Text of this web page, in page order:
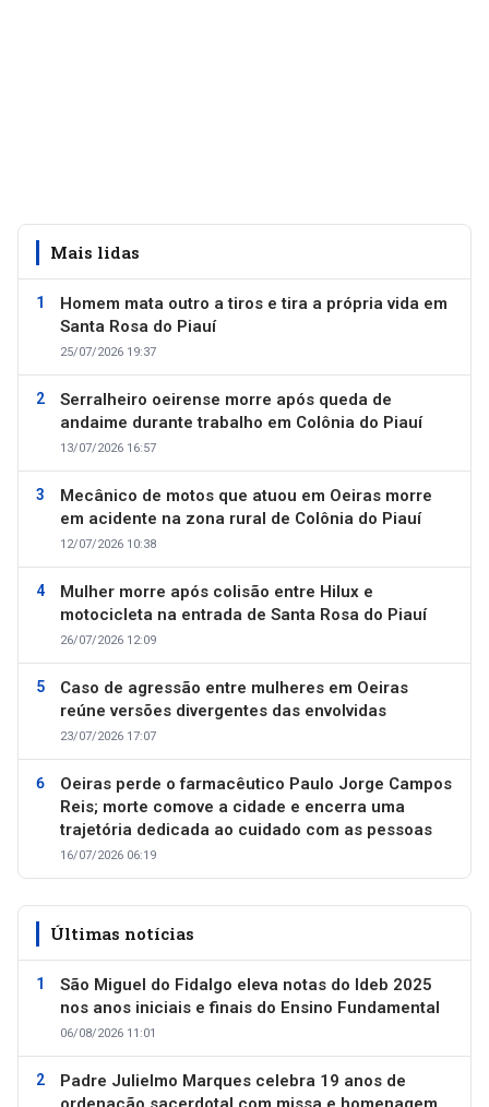
Mais lidas
Homem mata outro a tiros e tira a própria vida em
Santa Rosa do Piauí
25/07/2026 19:37
Serralheiro oeirense morre após queda de
andaime durante trabalho em Colônia do Piauí
13/07/2026 16:57
Mecânico de motos que atuou em Oeiras morre
em acidente na zona rural de Colônia do Piauí
12/07/2026 10:38
Mulher morre após colisão entre Hilux e
motocicleta na entrada de Santa Rosa do Piauí
26/07/2026 12:09
Caso de agressão entre mulheres em Oeiras
reúne versões divergentes das envolvidas
23/07/2026 17:07
Oeiras perde o farmacêutico Paulo Jorge Campos
Reis; morte comove a cidade e encerra uma
trajetória dedicada ao cuidado com as pessoas
16/07/2026 06:19
Últimas notícias
São Miguel do Fidalgo eleva notas do Ideb 2025
nos anos iniciais e finais do Ensino Fundamental
06/08/2026 11:01
Padre Julielmo Marques celebra 19 anos de